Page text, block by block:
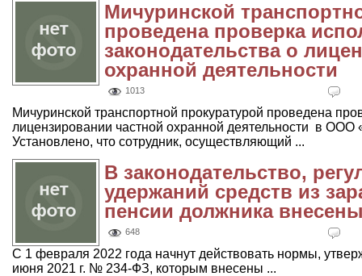
Мичуринской
проведена проверка
законодательства о
охранной деятельности
1013
Мичуринской транспортной прокуратурой проведена
лицензировании частной охранной деятельности в
Установлено, что сотрудник, осуществляющий ...
В законодательство,
удержаний средств из
пенсии должника
648
С 1 февраля 2022 года начнут действовать нормы,
июня 2021 г. № 234-ФЗ, которым внесены ...